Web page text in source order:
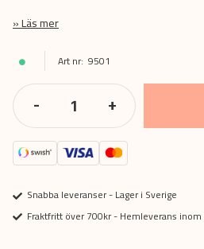
Läs mer
9501
- +
Snabba leveranser - Lager i Sverige
Fraktfritt över 700kr - Hemleverans